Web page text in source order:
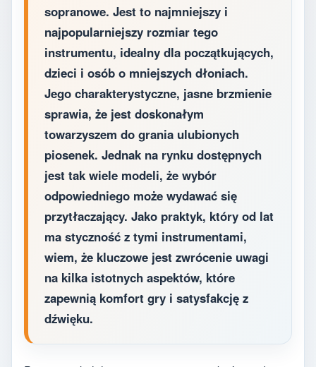
sopranowe. Jest to najmniejszy i
najpopularniejszy rozmiar tego
instrumentu, idealny dla początkujących,
dzieci i osób o mniejszych dłoniach.
Jego charakterystyczne, jasne brzmienie
sprawia, że jest doskonałym
towarzyszem do grania ulubionych
piosenek. Jednak na rynku dostępnych
jest tak wiele modeli, że wybór
odpowiedniego może wydawać się
przytłaczający. Jako praktyk, który od lat
ma styczność z tymi instrumentami,
wiem, że kluczowe jest zwrócenie uwagi
na kilka istotnych aspektów, które
zapewnią komfort gry i satysfakcję z
dźwięku.